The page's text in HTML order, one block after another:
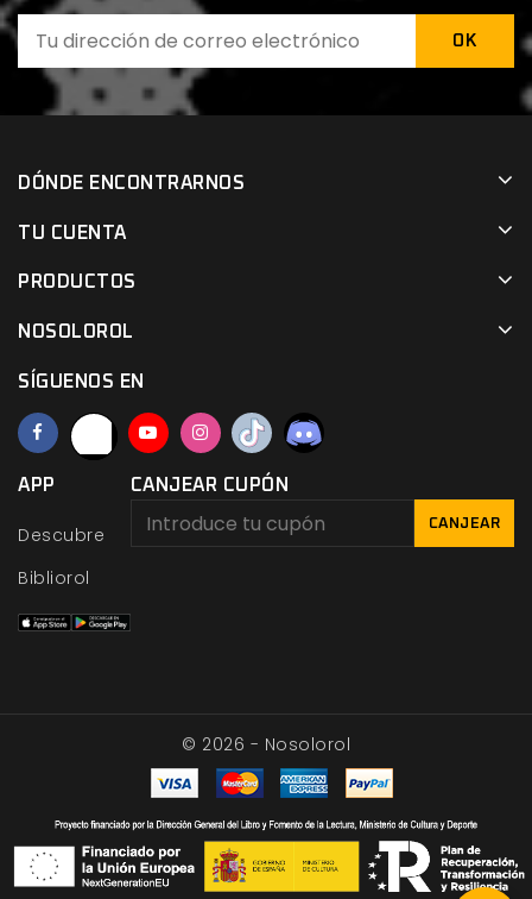
DÓNDE ENCONTRARNOS
TU CUENTA
PRODUCTOS
NOSOLOROL
SÍGUENOS EN
APP
Descubre
Bibliorol
CANJEAR CUPÓN
CANJEAR
© 2026 - Nosolorol